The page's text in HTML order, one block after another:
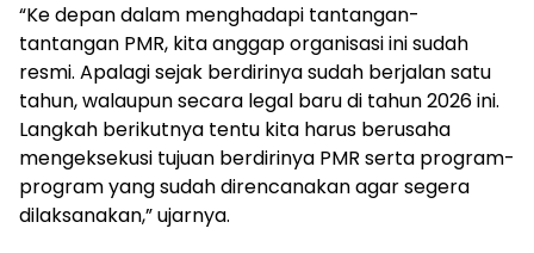
“Ke depan dalam menghadapi tantangan-
tantangan PMR, kita anggap organisasi ini sudah
resmi. Apalagi sejak berdirinya sudah berjalan satu
tahun, walaupun secara legal baru di tahun 2026 ini.
Langkah berikutnya tentu kita harus berusaha
mengeksekusi tujuan berdirinya PMR serta program-
program yang sudah direncanakan agar segera
dilaksanakan,” ujarnya.